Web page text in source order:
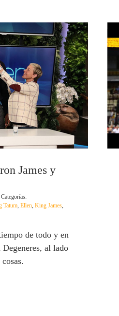
James y
Categorías:
Tatum, Ellen, King James,
de todo y en
al lado